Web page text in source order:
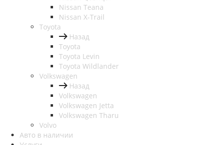
Nissan Teana
Nissan X-Trail
Toyota
Назад
Toyota
Toyota Levin
Toyota Wildlander
Volkswagen
Назад
Volkswagen
Volkswagen Jetta
Volkswagen Tharu
Volvo
Авто в наличии